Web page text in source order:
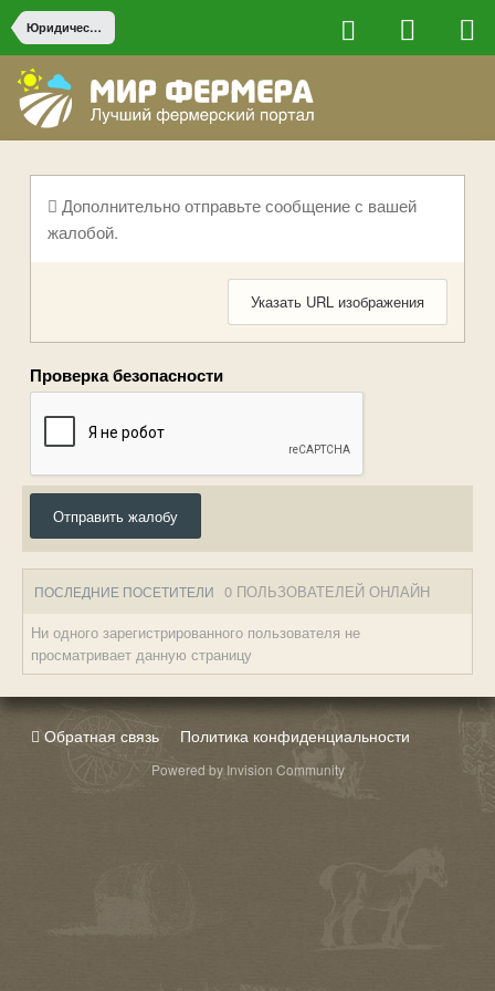
Юридические вопросы
Дополнительно отправьте сообщение с вашей
жалобой.
Указать URL изображения
Проверка безопасности
Отправить жалобу
ПОСЛЕДНИЕ ПОСЕТИТЕЛИ 0 ПОЛЬЗОВАТЕЛЕЙ ОНЛАЙН
Ни одного зарегистрированного пользователя не
просматривает данную страницу
Обратная связь Политика конфиденциальности
Powered by Invision Community